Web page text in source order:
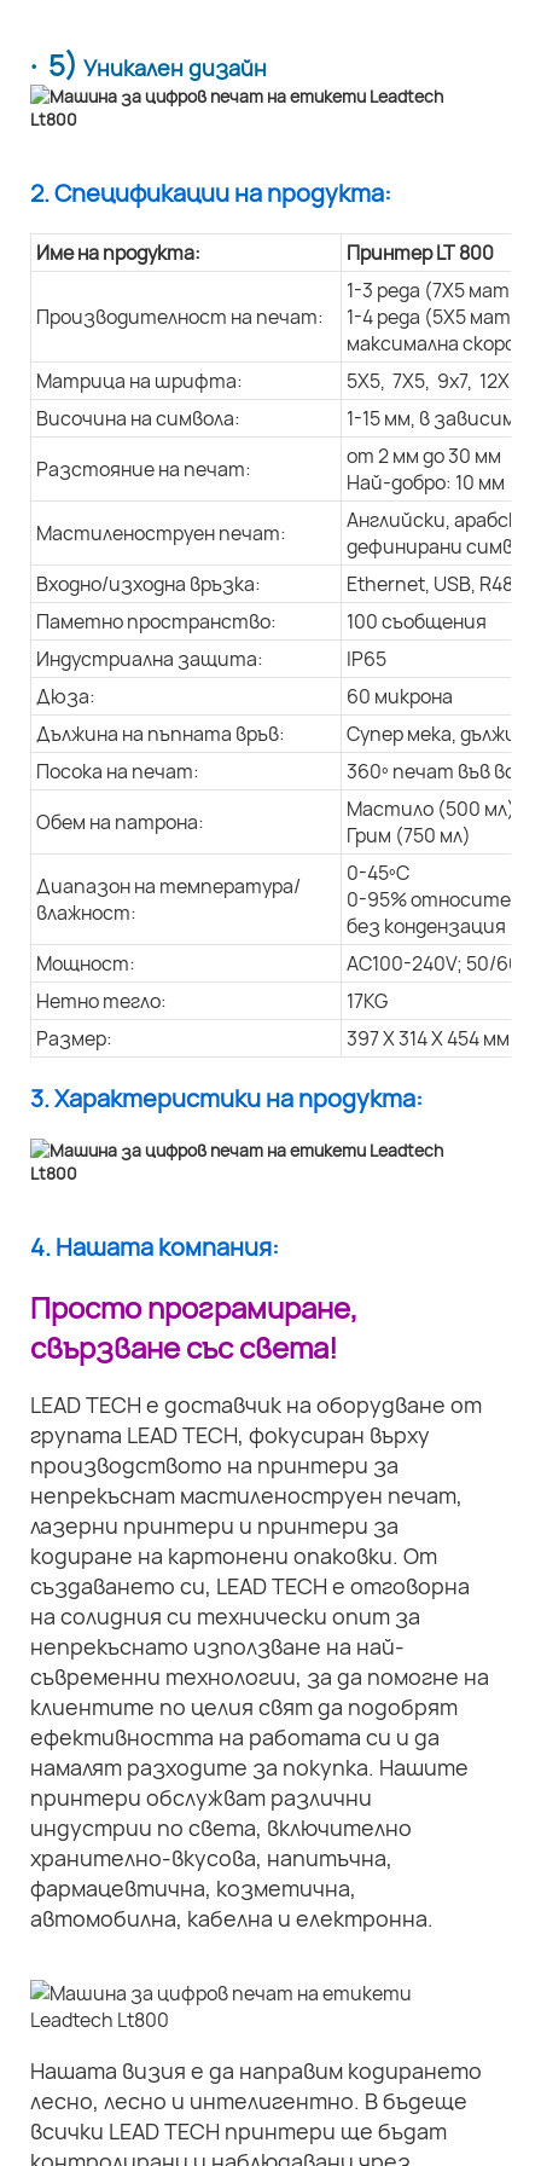
· 5) Уникален дизайн
2. Спецификации на продукта:
Име на продукта: Принтер LT 800
Производителност на печат:
1-3 реда (7X5
1-4 реда (5X5
максимална
Матрица на шрифта:
5X5, 7X5, 9x7, 12X9,
Височина на символа:
1-15 мм, в
Разстояние на печат:
от 2 мм до 30 мм
Най-добро: 10 мм
Мастиленоструен печат:
Английски,
дефинирани
Входно/изходна връзка:
Ethernet, USB, R485
Паметно пространство:
100 съобщения
Индустриална защита:
IP65
Дюза:
60 микрона
Дължина на пъпната връв:
Супер мека,
Посока на печат:
360º печат във
Обем на патрона:
Мастило (500 мл)
Грим (750 мл)
Диапазон на температура/
влажност:
0-45ºC
0-95%
без кондензация
Мощност:
AC100-240V; 50/
Нетно тегло:
17KG
Размер:
397 X 314 X 454 мм
3. Характеристики на продукта:
4. Нашата компания:
Просто програмиране,
свързване със света!
LEAD TECH е доставчик на оборудване от
групата LEAD TECH, фокусиран върху
производството на принтери за
непрекъснат мастиленоструен печат,
лазерни принтери и принтери за
кодиране на картонени опаковки. От
създаването си, LEAD TECH е отговорна
на солидния си технически опит за
непрекъснато използване на най-
съвременни технологии, за да помогне на
клиентите по целия свят да подобрят
ефективността на работата си и да
намалят разходите за покупка. Нашите
принтери обслужват различни
индустрии по света, включително
хранително-вкусова, напитъчна,
фармацевтична, козметична,
автомобилна, кабелна и електронна.
Нашата визия е да направим кодирането
лесно, лесно и интелигентно. В бъдеще
всички LEAD TECH принтери ще бъдат